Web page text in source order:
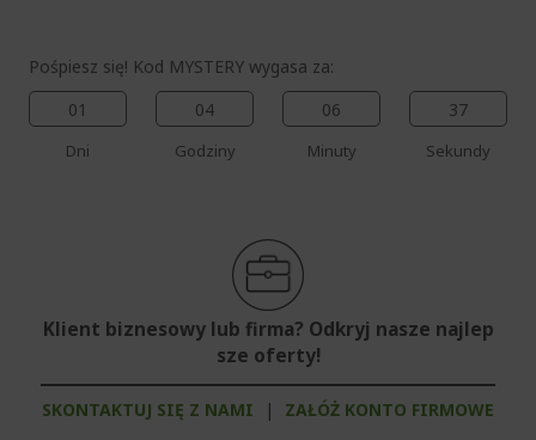
Pośpiesz się! Kod MYSTERY wygasa za:
01
Dni
04
Godziny
06
Minuty
37
Sekundy
Klient biznesowy lub firma? Odkryj nasze najlep
sze oferty!
SKONTAKTUJ SIĘ Z NAMI | ZAŁÓŻ KONTO FIRMOWE